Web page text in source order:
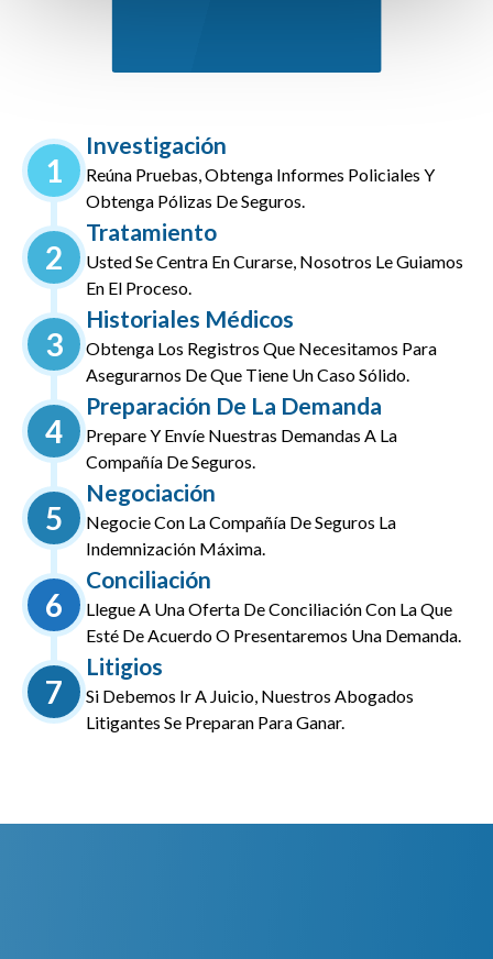
1
Investigación
Reúna Pruebas, Obtenga Informes Policiales Y
Obtenga Pólizas De Seguros.
2
Tratamiento
Usted Se Centra En Curarse, Nosotros Le Guiamos
En El Proceso.
3
Historiales Médicos
Obtenga Los Registros Que Necesitamos Para
Asegurarnos De Que Tiene Un Caso Sólido.
4
Preparación De La Demanda
Prepare Y Envíe Nuestras Demandas A La
Compañía De Seguros.
5
Negociación
Negocie Con La Compañía De Seguros La
Indemnización Máxima.
6
Conciliación
Llegue A Una Oferta De Conciliación Con La Que
Esté De Acuerdo O Presentaremos Una Demanda.
7
Litigios
Si Debemos Ir A Juicio, Nuestros Abogados
Litigantes Se Preparan Para Ganar.